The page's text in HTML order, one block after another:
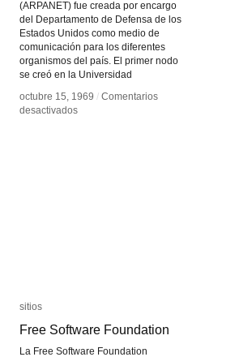
(ARPANET) fue creada por encargo
del Departamento de Defensa de los
Estados Unidos como medio de
comunicación para los diferentes
organismos del país. El primer nodo
se creó en la Universidad
octubre 15, 1969 / Comentarios
desactivadosen
octubre 15, 1969 / Comentarios
desactivadosen
sitios
Free Software Foundation
La Free Software Foundation
sitios
Free Software Foundation